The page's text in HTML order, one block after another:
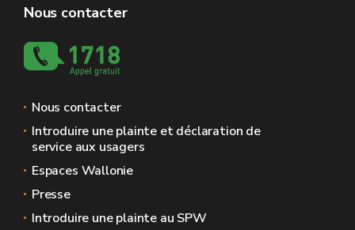
Nous contacter
Nous contacter
Introduire une plainte et déclaration de
service aux usagers
Espaces Wallonie
Presse
Introduire une plainte au SPW